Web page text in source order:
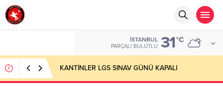
İSTANBUL
PARÇALI BULUTLU 31°C
KANTİNLER LGS SINAV GÜNÜ KAPALI